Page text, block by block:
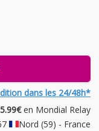
dans les 24/48h*
en Mondial Relay
Nord (59) - France